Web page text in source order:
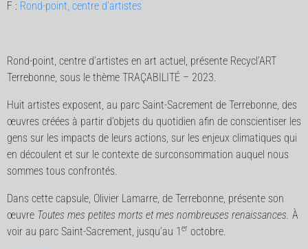
F : Rond-point, centre d’artistes
Rond-point, centre d’artistes en art actuel, présente Recycl’ART
Terrebonne, sous le thème TRAÇABILITÉ – 2023.
Huit artistes exposent, au parc Saint-Sacrement de Terrebonne, des
œuvres créées à partir d’objets du quotidien afin de conscientiser les
gens sur les impacts de leurs actions, sur les enjeux climatiques qui
en découlent et sur le contexte de surconsommation auquel nous
sommes tous confrontés.
Dans cette capsule, Olivier Lamarre, de Terrebonne, présente son
œuvre Toutes mes petites morts et mes nombreuses renaissances. À
voir au parc Saint-Sacrement, jusqu’au 1 er octobre.